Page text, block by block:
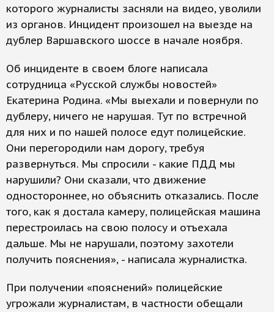
которого журналисты засняли на видео, уволили
из органов. Инцидент произошел на выезде на
дублер Варшавского шоссе в начале ноября.
Об инциденте в своем блоге написала
сотрудница «Русской службы новостей»
Екатерина Родина. «Мы выехали и повернули по
дублеру, ничего не нарушая. Тут по встречной
для них и по нашей полосе едут полицейские.
Они перегородили нам дорогу, требуя
развернуться. Мы спросили - какие ПДД мы
нарушили? Они сказали, что движение
одностороннее, но объяснить отказались. После
того, как я достала камеру, полицейская машина
перестроилась на свою полосу и отъехала
дальше. Мы не нарушали, поэтому захотели
получить пояснения», - написала журналистка.
При получении «пояснений» полицейские
угрожали журналистам, в частности обещали